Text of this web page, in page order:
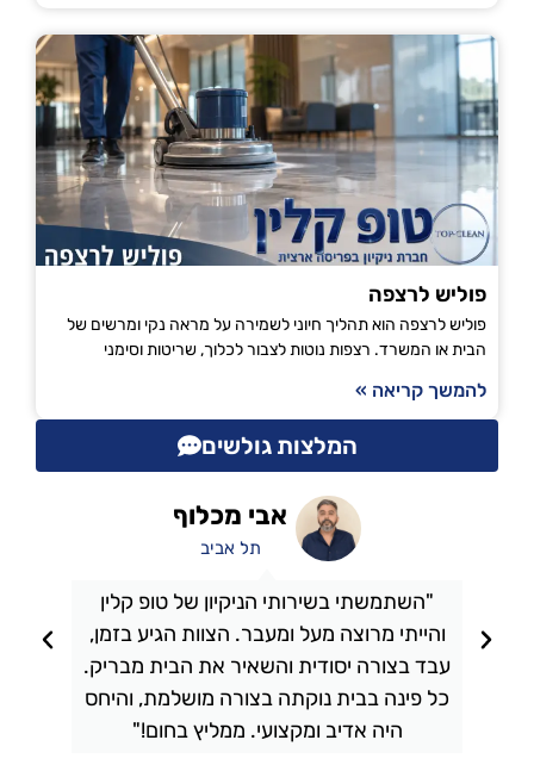
פוליש לרצפה
פוליש לרצפה הוא תהליך חיוני לשמירה על מראה נקי ומרשים של
הבית או המשרד. רצפות נוטות לצבור לכלוך, שריטות וסימני
להמשך קריאה »
המלצות גולשים
"השתמשתי בשירותי הניקיון של טופ קלין
והייתי מרוצה מעל ומעבר. הצוות הגיע בזמן,
עבד בצורה יסודית והשאיר את הבית מבריק.
כל פינה בבית נוקתה בצורה מושלמת, והיחס
היה אדיב ומקצועי. ממליץ בחום!"
אבי מכלוף
תל אביב